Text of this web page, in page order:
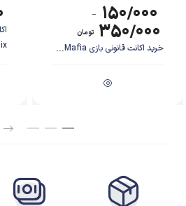
۱۵۰/۰۰۰ –
۳۵۰/۰۰۰ تومان
خرید اکانت قانونی بازی Mafia...